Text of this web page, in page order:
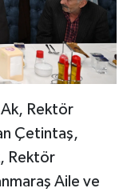
Rektör
Çetintaş,
Rektör
Aile ve